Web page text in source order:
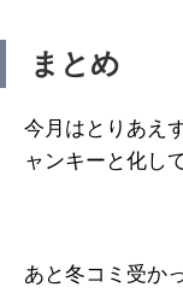
まとめ
今月はとりあえ
ャンキーと化し
あと冬コミ受か